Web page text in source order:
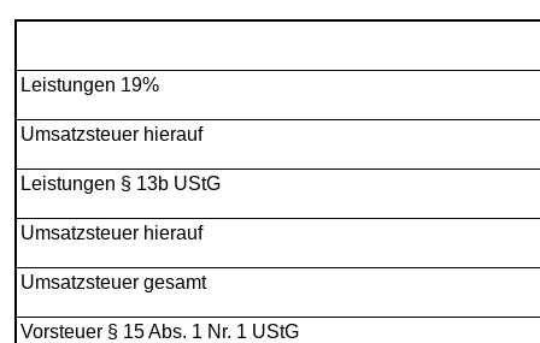
Leistungen 19%
Umsatzsteuer hierauf
Leistungen § 13b UStG
Umsatzsteuer hierauf
Umsatzsteuer gesamt
Vorsteuer § 15 Abs. 1 Nr. 1 UStG